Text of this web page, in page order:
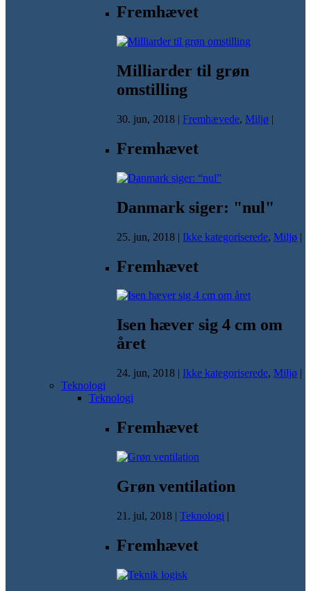
Fremhævet
Milliarder til grøn
omstilling
30. jun, 2018 | Fremhævede, Miljø |
Fremhævet
Danmark siger: "nul"
25. jun, 2018 | Ikke kategoriserede, Miljø |
Fremhævet
Isen hæver sig 4 cm om
året
24. jun, 2018 | Ikke kategoriserede, Miljø |
Teknologi
Teknologi
Fremhævet
Grøn ventilation
21. jul, 2018 | Teknologi |
Fremhævet